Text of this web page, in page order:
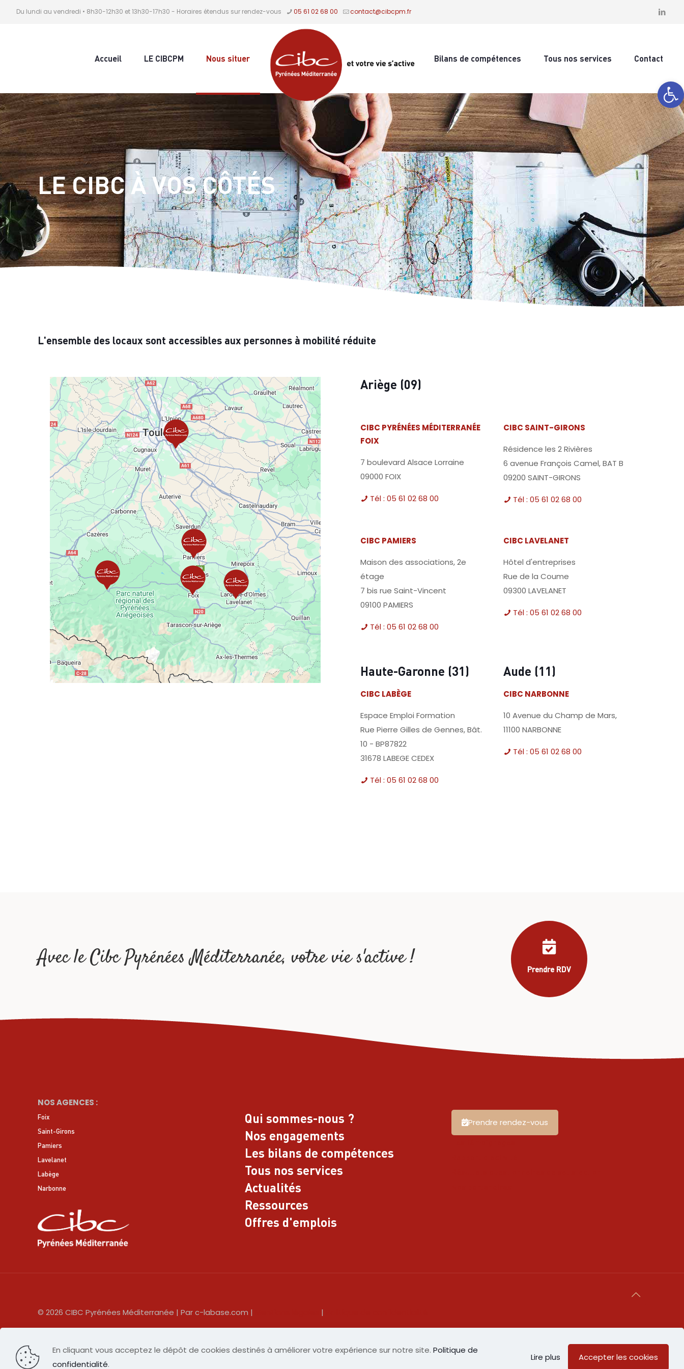
Ouvrir
Du lundi au vendredi • 8h30-12h30 et 13h30-17h30 - Horaires étendus sur rendez-vous 05 61 02 68 00 contact@cibcpm.fr
Accueil LE CIBCPM Nous situer Bilans de compétences Tous nos services Contact
LE CIBC À VOS CÔTÉS
L'ensemble des locaux sont accessibles aux personnes à mobilité réduite
Ariège (09)
CIBC PYRÉNÉES MÉDITERRANÉE
FOIX
7 boulevard Alsace Lorraine
09000 FOIX
Tél : 05 61 02 68 00
CIBC SAINT-GIRONS
Résidence les 2 Rivières
6 avenue François Camel, BAT B
09200 SAINT-GIRONS
Tél : 05 61 02 68 00
CIBC PAMIERS
Maison des associations, 2e
étage
7 bis rue Saint-Vincent
09100 PAMIERS
Tél : 05 61 02 68 00
CIBC LAVELANET
Hôtel d'entreprises
Rue de la Coume
09300 LAVELANET
Tél : 05 61 02 68 00
Haute-Garonne (31)
CIBC LABÈGE
Espace Emploi Formation
Rue Pierre Gilles de Gennes, Bât.
10 - BP87822
31678 LABEGE CEDEX
Tél : 05 61 02 68 00
Aude (11)
CIBC NARBONNE
10 Avenue du Champ de Mars,
11100 NARBONNE
Tél : 05 61 02 68 00
Avec le Cibc Pyrénées Méditerranée, votre vie s'active ! Prendre RDV
NOS AGENCES :
Foix
Saint-Girons
Pamiers
Lavelanet
Labège
Narbonne
Qui sommes-nous ?
Nos engagements
Les bilans de compétences
Tous nos services
Actualités
Ressources
Offres d'emplois
Prendre rendez-vous
© 2026 CIBC Pyrénées Méditerranée | Par c-labase.com | |
compensation à votre situation. Référent handicap : Carine LEGALLclegall@cibcpm.fr
En cliquant vous acceptez le dépôt de cookies destinés à améliorer votre expérience sur notre site.Politique de
confidentialité.
Lire plus Accepter les cookies